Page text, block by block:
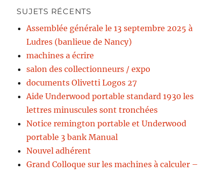
SUJETS RÉCENTS
Assemblée générale le 13 septembre 2025 à
Ludres (banlieue de Nancy)
machines a écrire
salon des collectionneurs / expo
documents Olivetti Logos 27
Aide Underwood portable standard 1930 les
lettres minuscules sont tronchées
Notice remington portable et Underwood
portable 3 bank Manual
Nouvel adhérent
Grand Colloque sur les machines à calculer –